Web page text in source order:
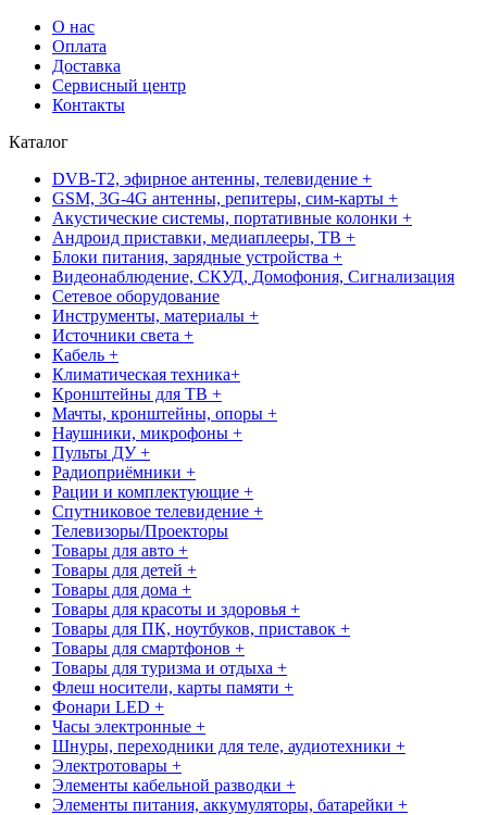
О нас
Оплата
Доставка
Сервисный центр
Контакты
Каталог
DVB-T2, эфирное антенны, телевидение +
GSM, 3G-4G антенны, репитеры, сим-карты +
Акустические системы, портативные колонки +
Андроид приставки, медиаплееры, ТВ +
Блоки питания, зарядные устройства +
Видеонаблюдение, СКУД, Домофония, Сигнализация
Сетевое оборудование
Инструменты, материалы +
Источники света +
Кабель +
Климатическая техника+
Кронштейны для ТВ +
Мачты, кронштейны, опоры +
Наушники, микрофоны +
Пульты ДУ +
Радиоприёмники +
Рации и комплектующие +
Спутниковое телевидение +
Телевизоры/Проекторы
Товары для авто +
Товары для детей +
Товары для дома +
Товары для красоты и здоровья +
Товары для ПК, ноутбуков, приставок +
Товары для смартфонов +
Товары для туризма и отдыха +
Флеш носители, карты памяти +
Фонари LED +
Часы электронные +
Шнуры, переходники для теле, аудиотехники +
Электротовары +
Элементы кабельной разводки +
Элементы питания, аккумуляторы, батарейки +